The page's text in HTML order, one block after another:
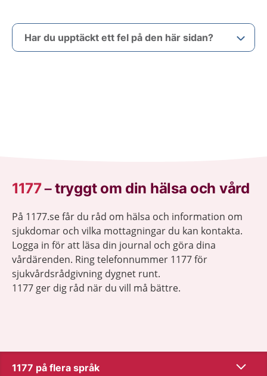
Har du upptäckt ett fel på den här sidan?
1177–tryggt om din hälsa och vård
På 1177.se får du råd om hälsa och information om
sjukdomar och vilka mottagningar du kan kontakta.
Logga in för att läsa din journal och göra dina
vårdärenden. Ring telefonnummer 1177 för
sjukvårdsrådgivning dygnet runt.
1177 ger dig råd när du vill må bättre.
1177 på flera språk Visa